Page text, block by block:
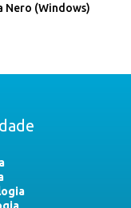
Nero (Windows)